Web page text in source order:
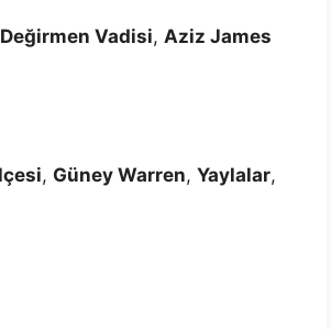
Değirmen Vadisi, Aziz James
, Güney Warren, Yaylalar,